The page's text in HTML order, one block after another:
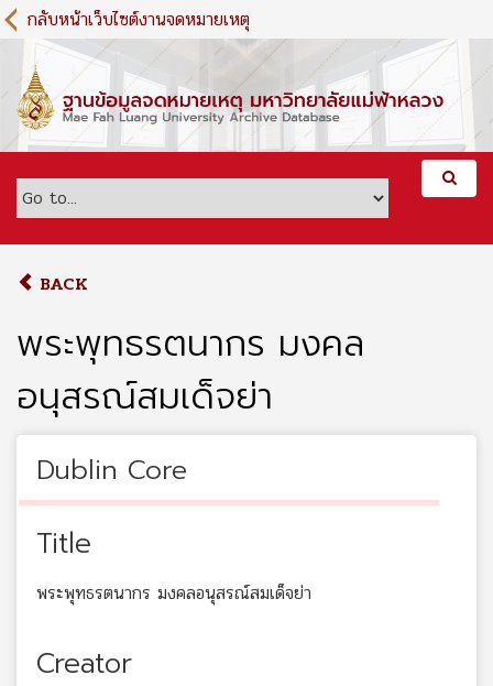
S
k
m
c
กลับหน้าเว็บไซต์งานจดหมายเหตุ
BACK
พระพุทธรตนากร มงคล
อนุสรณ์สมเด็จย่า
Dublin Core
Title
พระพุทธรตนากร มงคลอนุสรณ์สมเด็จย่า
Creator